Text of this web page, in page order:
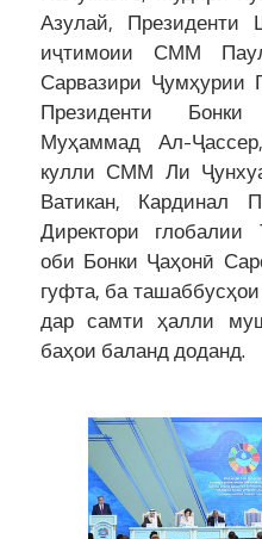
Азулай, Президенти
иҷтимоии СММ
Сарвазири Ҷумҳурии
Президенти
Муҳаммад Ал-
кулли СММ Ли
Ватикан, Кардинал
Директори глобалии
оби Бонки Ҷаҳонӣ
гуфта, ба
дар самти ҳалли
баҳои баланд доданд.